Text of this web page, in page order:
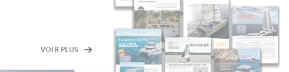
VOIR PLUS